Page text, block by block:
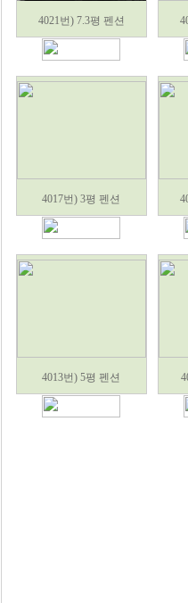
4021번) 7.3평 펜션
4017번) 3평 펜션
4013번) 5평 펜션